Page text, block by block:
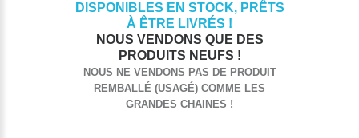
DISPONIBLES EN STOCK, PRÊTS
À ÊTRE LIVRÉS !
NOUS VENDONS QUE DES
PRODUITS NEUFS !
NOUS NE VENDONS PAS DE PRODUIT
REMBALLÉ (USAGÉ) COMME LES
GRANDES CHAINES !